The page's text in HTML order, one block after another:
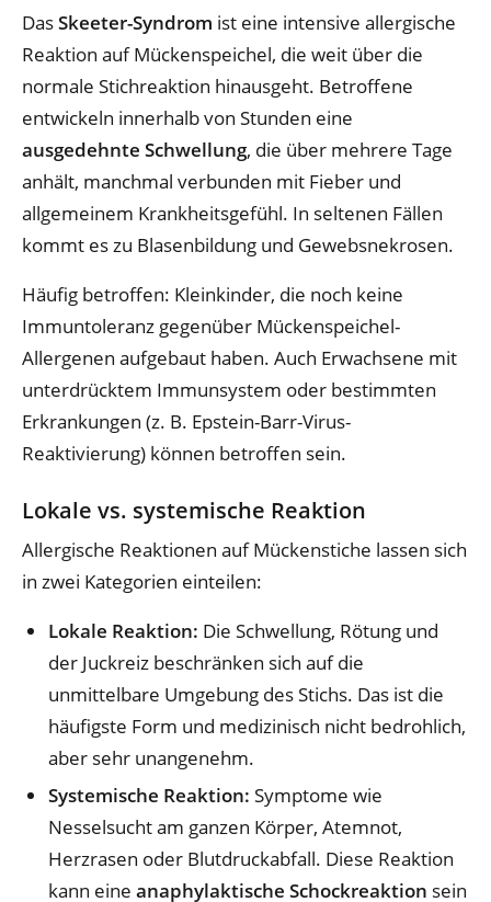
DasSkeeter-Syndrom ist eine intensive allergische
Reaktion auf Mückenspeichel, die weit über die
normale Stichreaktion hinausgeht. Betroffene
entwickeln innerhalb von Stunden eine
ausgedehnte Schwellung, die über mehrere Tage
anhält, manchmal verbunden mit Fieber und
allgemeinem Krankheitsgefühl. In seltenen Fällen
kommt es zu Blasenbildung und Gewebsnekrosen.
Häufig betroffen: Kleinkinder, die noch keine
Immuntoleranz gegenüber Mückenspeichel-
Allergenen aufgebaut haben. Auch Erwachsene mit
unterdrücktem Immunsystem oder bestimmten
Erkrankungen (z. B. Epstein-Barr-Virus-
Reaktivierung) können betroffen sein.
Lokale vs. systemische Reaktion
Allergische Reaktionen auf Mückenstiche lassen sich
in zwei Kategorien einteilen:
Lokale Reaktion: Die Schwellung, Rötung und
der Juckreiz beschränken sich auf die
unmittelbare Umgebung des Stichs. Das ist die
häufigste Form und medizinisch nicht bedrohlich,
aber sehr unangenehm.
Systemische Reaktion: Symptome wie
Nesselsucht am ganzen Körper, Atemnot,
Herzrasen oder Blutdruckabfall. Diese Reaktion
kann eine anaphylaktische Schockreaktion sein